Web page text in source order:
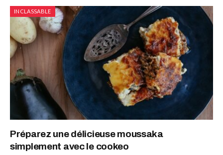
INCLASSABLE
Préparez une délicieuse moussaka
simplement avec le cookeo